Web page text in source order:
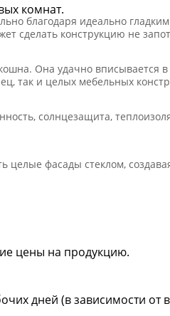
комнат.
благодаря идеально
сделать конструкцию не
Она удачно вписывается
так и целых мебельных
солнцезащита,
фасады стеклом,
цены на продукцию.
дней (в зависимости от